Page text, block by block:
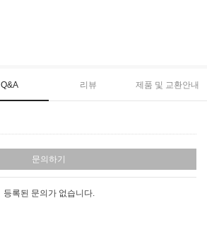
Q&A 리뷰 제품 및 교환안내
문의하기
등록된 문의가 없습니다.